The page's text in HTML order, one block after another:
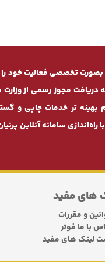
کانون آگهی و تبلیغات «پرنیان طرح» از سال
سال در سال 1396 موفق به
بهینه ‌تر خدمات چاپی
سامانه آنلاین
های مفید
و مقررات
با ما فوتر
لینک های مفید